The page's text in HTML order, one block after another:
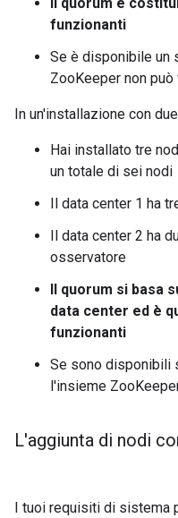
Il quorum è
funzionanti
Se è disponibile un
ZooKeeper non
In un'installazione con
Hai installato tre
un totale di sei nodi
Il data center 1 ha
Il data center 2 ha
osservatore
Il quorum si basa
data center ed è
funzionanti
Se sono disponibili
l'insieme
L'aggiunta di nodi
I tuoi requisiti di sistema